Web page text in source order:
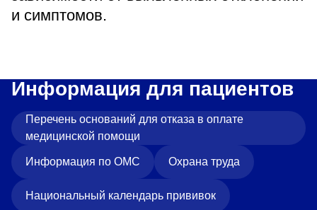
и симптомов.
Информация для пациентов
Перечень оснований для отказа в оплате
медицинской помощи
Информация по ОМС Охрана труда
Национальный календарь прививок